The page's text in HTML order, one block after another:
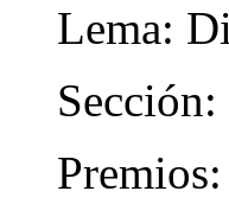
Lema:
Sección: